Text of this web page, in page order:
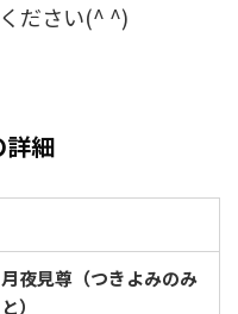
ださい(^ ^)
詳細
月夜見尊（つきよみのみ
）